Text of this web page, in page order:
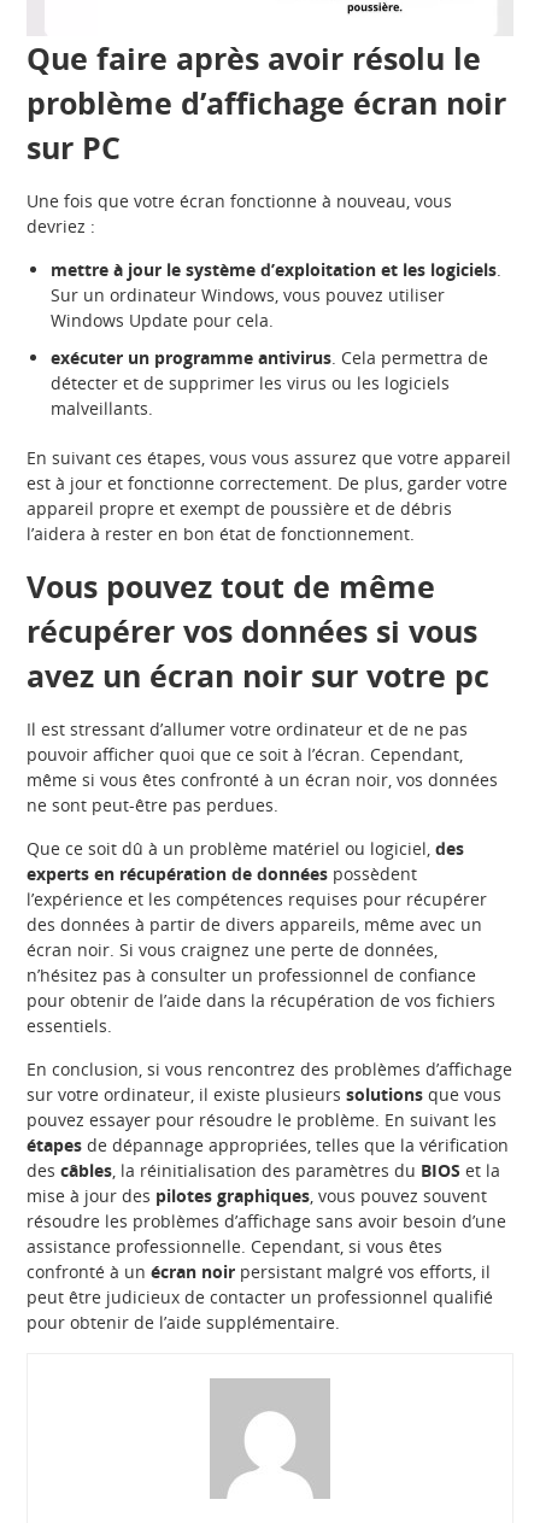
Que faire après avoir résolu le
problème d’affichage écran noir
sur PC
Une fois que votre écran fonctionne à nouveau, vous
devriez :
mettre à jour le système d’exploitation et les logiciels
Sur un ordinateur Windows, vous pouvez utiliser
Windows Update pour cela.
exécuter un programme antivirus . Cela permettra de
détecter et de supprimer les virus ou les logiciels
malveillants.
En suivant ces étapes, vous vous assurez que votre appareil
est à jour et fonctionne correctement. De plus, garder votre
appareil propre et exempt de poussière et de débris
l’aidera à rester en bon état de fonctionnement.
Vous pouvez tout de même
récupérer vos données si vous
avez un écran noir sur votre pc
Il est stressant d’allumer votre ordinateur et de ne pas
pouvoir afficher quoi que ce soit à l’écran. Cependant,
même si vous êtes confronté à un écran noir, vos données
ne sont peut-être pas perdues.
Que ce soit dû à un problème matériel ou logiciel,des
experts en récupération de données possèdent
l’expérience et les compétences requises pour récupérer
des données à partir de divers appareils, même avec un
écran noir. Si vous craignez une perte de données,
n’hésitez pas à consulter un professionnel de confiance
pour obtenir de l’aide dans la récupération de vos fichiers
essentiels.
En conclusion, si vous rencontrez des problèmes d’affichage
sur votre ordinateur, il existe plusieurssolutions que vous
pouvez essayer pour résoudre le problème. En suivant les
étapes de dépannage appropriées, telles que la vérification
descâbles , la réinitialisation des paramètres du BIOS et la
mise à jour des pilotes graphiques , vous pouvez souvent
résoudre les problèmes d’affichage sans avoir besoin d’une
assistance professionnelle. Cependant, si vous êtes
confronté à unécran noir persistant malgré vos efforts, il
peut être judicieux de contacter un professionnel qualifié
pour obtenir de l’aide supplémentaire.